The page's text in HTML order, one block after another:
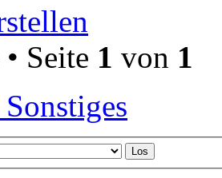
Seite 1 von 1